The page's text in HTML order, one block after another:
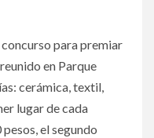
para premiar
en Parque
cerámica, textil,
lugar de cada
el segundo